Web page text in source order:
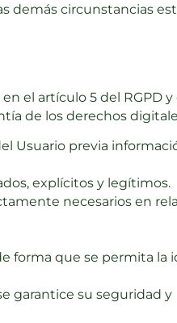
demás circunstancias
el artículo 5 del RGPD
de los derechos
Usuario previa
explícitos y legítimos.
necesarios en
forma que se permita la
garantice su seguridad y